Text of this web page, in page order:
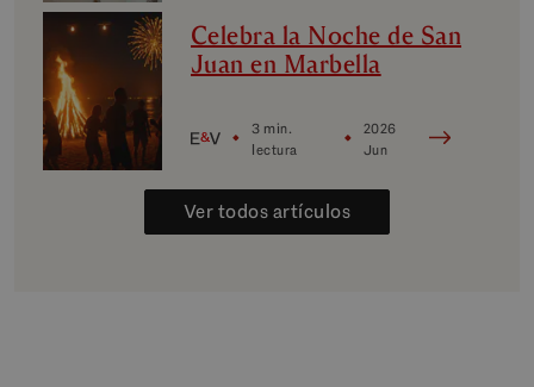
Celebra la Noche de San
Juan en Marbella
3 min.
lectura
2026
Jun
Ver todos artículos